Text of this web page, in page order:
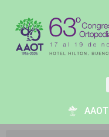
AAOT